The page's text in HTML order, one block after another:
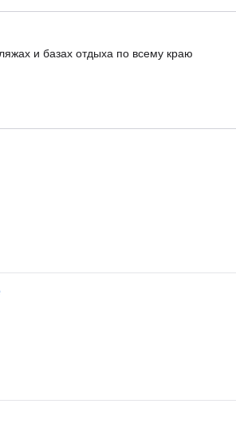
и базах отдыха по всему краю